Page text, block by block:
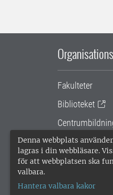
Denna webbplats
lagras i din webbläsare.
för att webbplatsen ska
valbara.
Hantera valbara kakor
Fakulteter
Biblioteket